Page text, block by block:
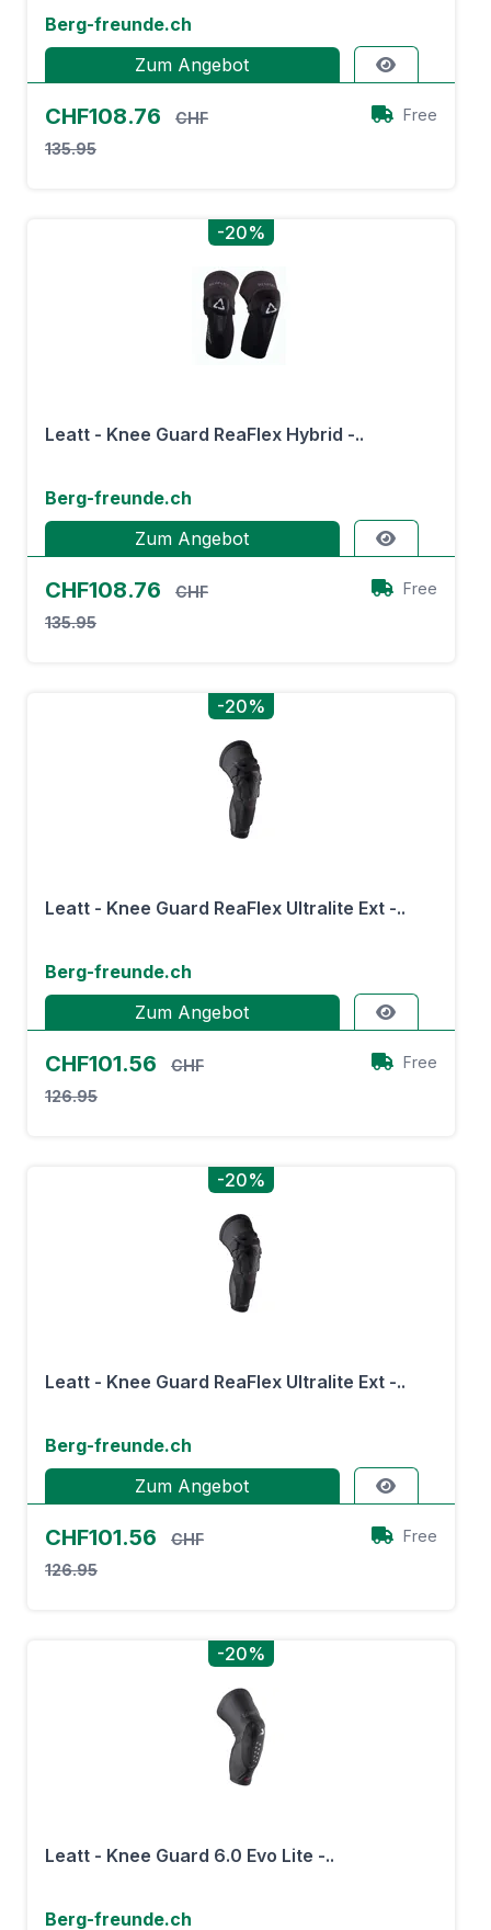
Berg-freunde.ch
Zum Angebot
CHF108.76
CHF
135.95
Free
-20%
Leatt - Knee Guard ReaFlex Hybrid -..
Berg-freunde.ch
Zum Angebot
CHF108.76
CHF
135.95
Free
-20%
Leatt - Knee Guard ReaFlex Ultralite Ext -..
Berg-freunde.ch
Zum Angebot
CHF101.56
CHF
126.95
Free
-20%
Leatt - Knee Guard ReaFlex Ultralite Ext -..
Berg-freunde.ch
Zum Angebot
CHF101.56
CHF
126.95
Free
-20%
Leatt - Knee Guard 6.0 Evo Lite -..
Berg-freunde.ch